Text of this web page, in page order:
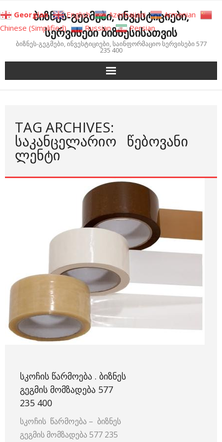
to
content
ბიზნეს-გეგმები, ინვესტიციები,
სერვისები ბიზნესისათვის
ბიზნეს-გეგმები, ინვესტიციები, საინფორმაციო სერვისები 577
235 400
TAG ARCHIVES:
ᲡᲐᲙᲐᲜᲪᲔᲚᲐᲠᲘᲝ ᲬᲔᲑᲝᲕᲐᲜᲘ
ᲚᲔᲜᲢᲘ
ᲡᲙᲝᲩᲘᲡ ᲬᲐᲠᲛᲝᲔᲑᲐ . ᲑᲘᲖᲜᲔᲡ
ᲒᲔᲒᲛᲘᲡ ᲛᲝᲛᲖᲐᲓᲔᲑᲐ 577
235 400
სკოჩის წარმოება – ბიზნეს
გეგმის მომზადება 577 235
Georgian English Azerbaijani
Armenian
Chinese (Simplified)
Russian Persian